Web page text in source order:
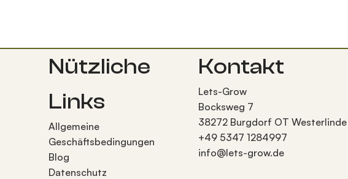
Nützliche
Links
Allgemeine
Geschäftsbedingungen
Blog
Datenschutz
Kontakt
Lets-Grow
Bocksweg 7
38272 Burgdorf OT Westerlinde
+49 5347 1284997
info@lets-grow.de